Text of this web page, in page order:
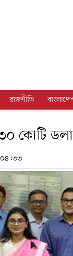
রাজনীতি
কোটি
০৪:৩৩